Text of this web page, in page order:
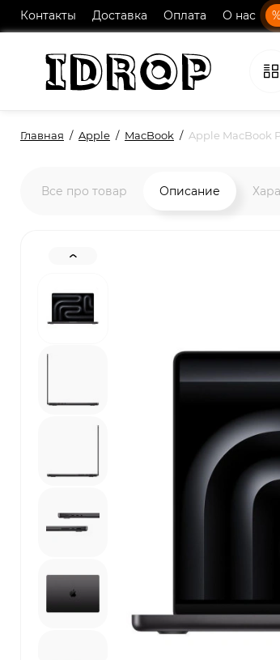
Контакты Доставка Оплата О нас
Главная Apple MacBook Apple MacBook
Все про товар Описание